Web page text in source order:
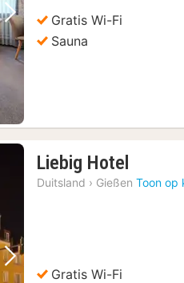
Volgende foto
Gratis Wi-Fi
Sauna
Volgende foto
Liebig Hotel
Duitsland › Gießen Toon op
Gratis Wi-Fi